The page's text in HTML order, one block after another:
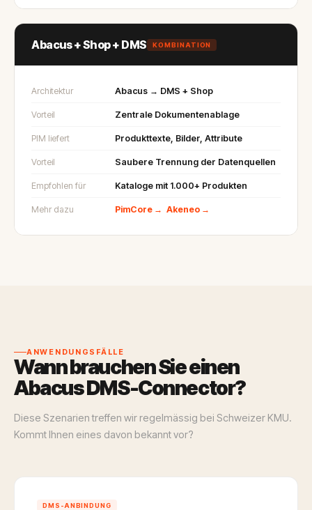
Abacus + Shop + DMS KOMBINATION
Architektur Abacus → DMS + Shop
Vorteil Zentrale Dokumentenablage
PIM liefert Produkttexte, Bilder, Attribute
Vorteil Saubere Trennung der Datenquellen
Empfohlen für Kataloge mit 1.000+ Produkten
Mehr dazu PimCore → Akeneo →
ANWENDUNGSFÄLLE
Wann brauchen Sie einen
Abacus DMS-Connector?
Diese Szenarien treffen wir regelmässig bei Schweizer KMU.
Kommt Ihnen eines davon bekannt vor?
DMS-ANBINDUNG